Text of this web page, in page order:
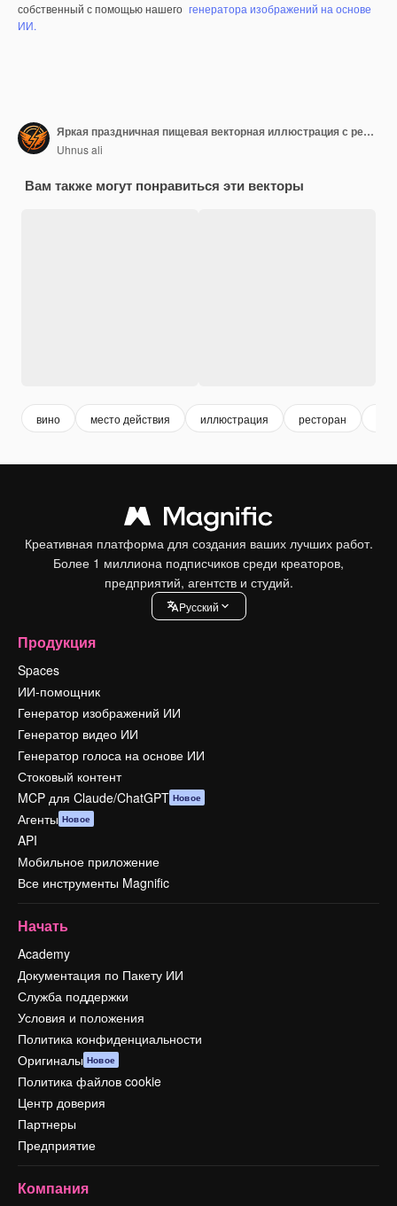
собственный с помощью нашего генератора изображений на основе
ИИ.
Яркая праздничная пищевая векторная иллюстрация с реалистичными деталями и оттенками
Uhnus ali
Вам также могут понравиться эти векторы
вино место действия иллюстрация ресторан
Креативная платформа для создания ваших лучших работ.
Более 1 миллиона подписчиков среди креаторов,
предприятий, агентств и студий.
Pусский
Продукция
Spaces
ИИ-помощник
Генератор изображений ИИ
Генератор видео ИИ
Генератор голоса на основе ИИ
Стоковый контент
MCP для Claude/ChatGPT Новое
Агенты Новое
API
Мобильное приложение
Все инструменты Magnific
Начать
Academy
Документация по Пакету ИИ
Служба поддержки
Условия и положения
Политика конфиденциальности
Оригиналы Новое
Политика файлов cookie
Центр доверия
Партнеры
Предприятие
Компания